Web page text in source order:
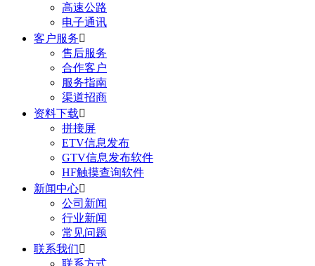
高速公路
电子通讯
客户服务
售后服务
合作客户
服务指南
渠道招商
资料下载
拼接屏
ETV信息发布
GTV信息发布软件
HF触摸查询软件
新闻中心
公司新闻
行业新闻
常见问题
联系我们